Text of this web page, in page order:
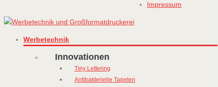
Impressum
Werbetechnik
Innovationen
Tiny Lettering
Antibakterielle Tapeten